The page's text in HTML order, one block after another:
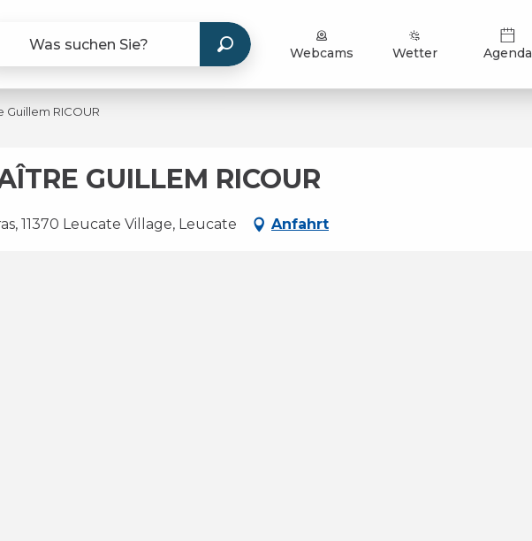
Webcams Wetter Agenda
Guillem RICOUR
GUILLEM RICOUR
11370 Leucate Village, Leucate Anfahrt